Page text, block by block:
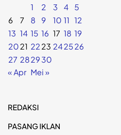
1
2 3 4
5
6
7 8 9 10 11 12
13 14 15 16 17 18 19
2021 2223 242526
27 282930
« Apr Mei »
REDAKSI
PASANG IKLAN